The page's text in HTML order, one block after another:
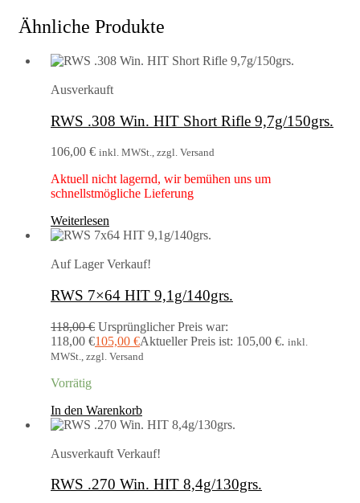
Ähnliche Produkte
Ausverkauft
RWS .308 Win. HIT Short Rifle 9,7g/150grs.
106,00 € inkl. MWSt., zzgl. Versand
Aktuell nicht lagernd, wir bemühen uns um
schnellstmögliche Lieferung
Weiterlesen
Auf Lager Verkauf!
RWS 7×64 HIT 9,1g/140grs.
118,00€ Ursprünglicher Preis war:
118,00 €105,00 €Aktueller Preis ist: 105,00 €. inkl.
MWSt., zzgl. Versand
Vorrätig
In den Warenkorb
Ausverkauft Verkauf!
RWS .270 Win. HIT 8,4g/130grs.